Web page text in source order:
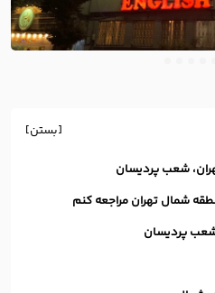
[بستن]
شعب پردیسان
شمال تهران مراجعه کنم
شعب پردیسان